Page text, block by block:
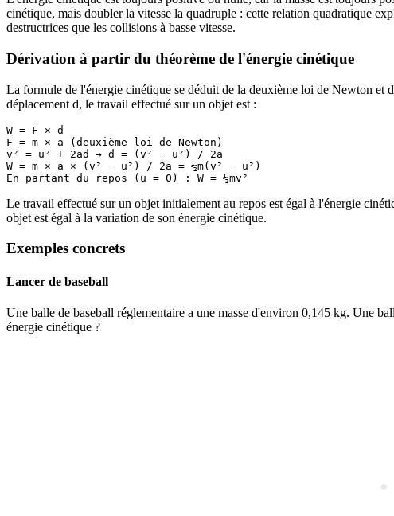
cinétique, mais doubler la vitesse la quadruple : cette relation quadratique
destructrices que les collisions à basse vitesse.
Dérivation à partir du théorème de l'énergie cinétique
La formule de l'énergie cinétique se déduit de la deuxième loi de Newton
déplacement d, le travail effectué sur un objet est :
W = F × d
F = m × a (deuxième loi de Newton)
v² = u² + 2ad → d = (v² − u²) / 2a
W = m × a × (v² − u²) / 2a = ½m(v² − u²)
Le travail effectué sur un objet initialement au repos est égal à l'énergie
objet est égal à la variation de son énergie cinétique.
Exemples concrets
Lancer de baseball
Une balle de baseball réglementaire a une masse d'environ 0,145 kg. Une
énergie cinétique ?